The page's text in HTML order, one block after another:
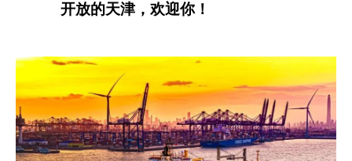
开放的天津，欢迎你！